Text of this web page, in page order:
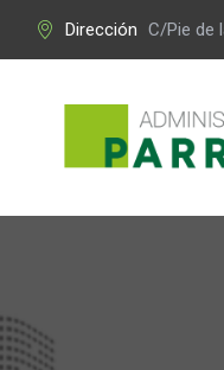
Dirección C/Pie de